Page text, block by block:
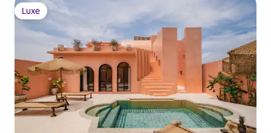
Luxe
Luxe